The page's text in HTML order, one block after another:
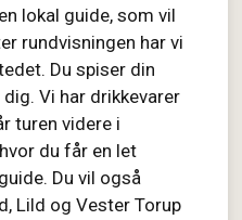
lokal guide, som vil
rundvisningen har vi
Du spiser din
Vi har drikkevarer
turen videre i
du får en let
Du vil også
Lild og Vester Torup